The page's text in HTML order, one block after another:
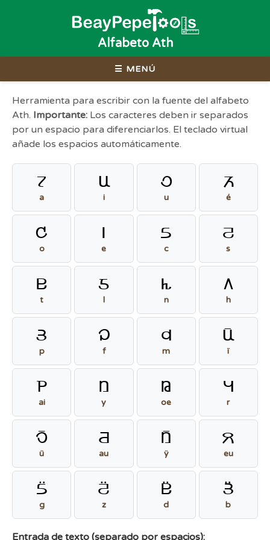
Alfabeto Ath
☰ MENÚ
Herramienta para escribir con la fuente del alfabeto
Ath. Importante: Los caracteres deben ir separados
por un espacio para diferenciarlos. El teclado virtual
añade los espacios automáticamente.
a
a
i
i
u
u
E
é
o
o e
c
c
s
s
t
t
l
l
n
n
h
h
p
p
f
f
m
m
j
ï
A
ai
y
y
O
oe
r
r
w
ü
x
au
Y
ÿ
v
eu
g
g
z
z
d
d
b
b
Entrada de texto (separado por espacios):